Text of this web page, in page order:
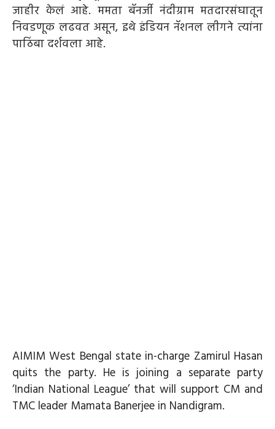
जाहीर केलं आहे. ममता बॅनर्जी नंदीग्राम मतदारसंघातून
निवडणूक लढवत असून, इथे इंडियन नॅशनल लीगने त्यांना
पाठिंबा दर्शवला आहे.
AIMIM West Bengal state in-charge Zamirul Hasan
quits the party. He is joining a separate party
‘Indian National League’ that will support CM and
TMC leader Mamata Banerjee in Nandigram.